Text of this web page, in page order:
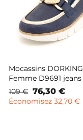
Mocassins DORKING
Femme D9691 jeans
Prix
normal
109 € Prix
remisé
76,30 €
Économisez 32,70 €